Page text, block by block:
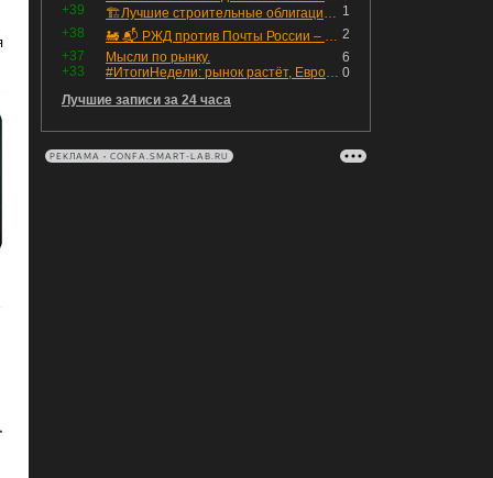
+39
1
🏗Лучшие строительные облигации первого эшелона
+38
2
🚂 📬 РЖД против Почты России – Какие облигации выбрать?
+37
6
Мысли по рынку.
+33
0
#ИтогиНедели: рынок растёт, ЕвроТранс трещит
Лучшие записи за 24 часа
РЕКЛАМА • CONFA.SMART-LAB.RU